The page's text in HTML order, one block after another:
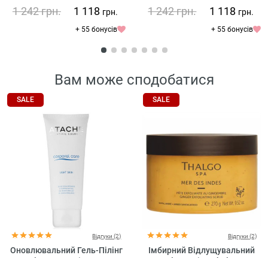
Patchouli
1 242грн. 1 118 грн.
+ 55 бонусів
1 242грн. 1 118 грн.
+ 55 бонусів
Вам може сподобатися
SALE
Відгуки (2)
Оновлювальний Гель-Пілінг
SALE
Відгуки (2)
Імбирний Відлущувальний